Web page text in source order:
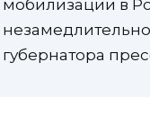
мобилизации в
губернатора